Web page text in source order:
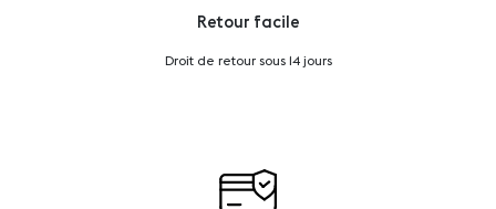
Retour facile
Droit de retour sous 14 jours